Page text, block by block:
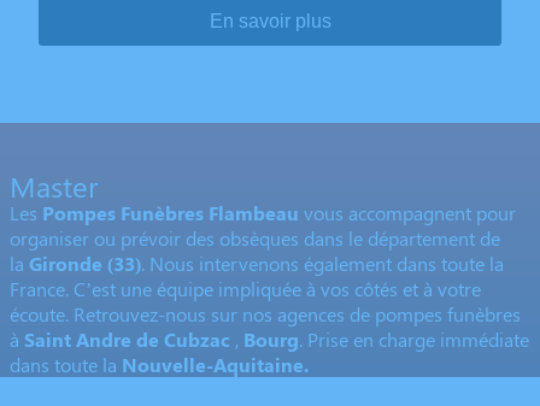
En savoir plus
Master
Les Pompes Funèbres Flambeau vous accompagnent pour
organiser ou prévoir des obsèques dans le département de
la Gironde (33). Nous intervenons également dans toute la
France. C’est une équipe impliquée à vos côtés et à votre
écoute. Retrouvez-nous sur nos agences de pompes funèbres
à Saint Andre de Cubzac , Bourg. Prise en charge immédiate
dans toute la Nouvelle-Aquitaine.